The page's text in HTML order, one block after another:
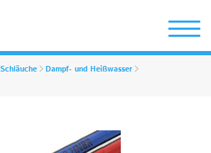
Erwin Telle GmbH
Schläuche
Dampf- und Heißwasser